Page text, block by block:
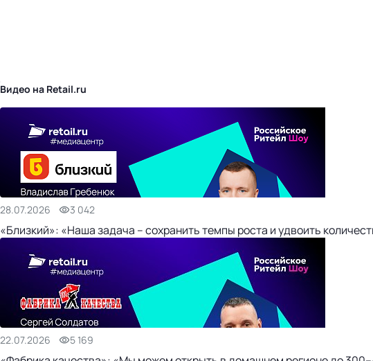
Видео на Retail.ru
28.07.2026 3 042
«Близкий»: «Наша задача – сохранить темпы роста и удвоить
22.07.2026 5 169